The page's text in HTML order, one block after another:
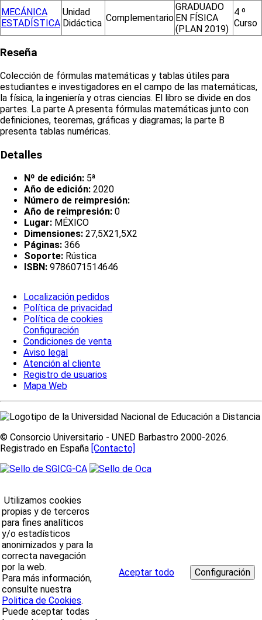
MECÁNICA
ESTADÍSTICA
Unidad
Didáctica Complementario
GRADUADO
EN FÍSICA
(PLAN 2019)
4 º
Curso
Reseña
Colección de fórmulas matemáticas y tablas útiles para
estudiantes e investigadores en el campo de las matemáticas,
la física, la ingeniería y otras ciencias. El libro se divide en dos
partes. La parte A presenta fórmulas matemáticas junto con
definiciones, teoremas, gráficas y diagramas; la parte B
presenta tablas numéricas.
Detalles
Nº de edición: 5ª
Año de edición: 2020
Número de reimpresión:
Año de reimpresión: 0
Lugar: MÉXICO
Dimensiones: 27,5X21,5X2
Páginas: 366
Soporte: Rústica
ISBN: 9786071514646
Localización pedidos
Política de privacidad
Política de cookies
Configuración
Condiciones de venta
Aviso legal
Atención al cliente
Registro de usuarios
Mapa Web
© Consorcio Universitario - UNED Barbastro 2000-2026.
Registrado en España [Contacto]
Utilizamos cookies
propias y de terceros
para fines analíticos
y/o estadísticos
anonimizados y para la
correcta navegación
por la web.
Para más información,
consulte nuestra
Politica de Cookies.
Puede aceptar todas
Aceptar todo